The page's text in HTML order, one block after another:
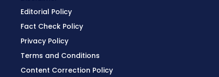
Editorial Policy
Fact Check Policy
Privacy Policy
Terms and Conditions
Content Correction Policy